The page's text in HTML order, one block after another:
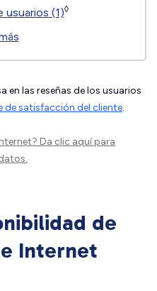
usuarios (1)◊
en las reseñas de los usuarios
de satisfacción del cliente.
Da clic aquípara
de
Internet